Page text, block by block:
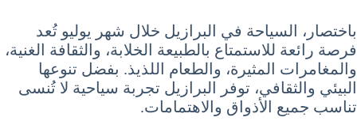
باختصار، السياحة في البرازيل خلال شهر يوليو تُعد
فرصة رائعة للاستمتاع بالطبيعة الخلابة، والثقافة الغنية،
والمغامرات المثيرة، والطعام اللذيذ. بفضل تنوعها
البيئي والثقافي، توفر البرازيل تجربة سياحية لا تُنسى
تناسب جميع الأذواق والاهتمامات.